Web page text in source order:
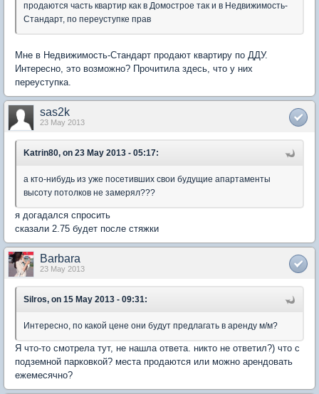
продаются часть квартир как в Домострое так и в Недвижимость-
Стандарт, по переуступке прав
Мне в Недвижимость-Стандарт продают квартиру по ДДУ.
Интересно, это возможно? Прочитила здесь, что у них
переуступка.
sas2k
23 May 2013
Katrin80, on 23 May 2013 - 05:17:
а кто-нибудь из уже посетивших свои будущие апартаменты
высоту потолков не замерял???
я догадался спросить
сказали 2.75 будет после стяжки
Barbara
23 May 2013
Silros, on 15 May 2013 - 09:31:
Интересно, по какой цене они будут предлагать в аренду м/м?
Я что-то смотрела тут, не нашла ответа. никто не ответил?) что с
подземной парковкой? места продаются или можно арендовать
ежемесячно?